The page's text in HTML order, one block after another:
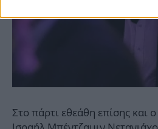
Στο πάρτι εθεάθη επίσης